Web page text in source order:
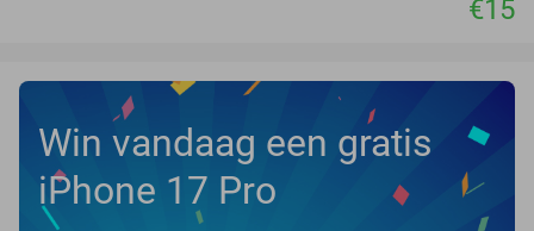
€15
Win vandaag een gratis
iPhone 17 Pro